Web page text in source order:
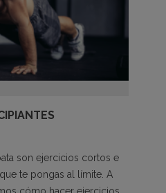
son ejercicios cortos e
te pongas al límite. A